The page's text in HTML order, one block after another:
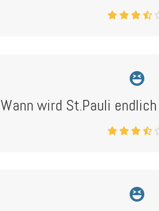
Wann wird St.Pauli